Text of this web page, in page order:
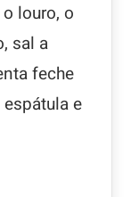
louro, o
sal a
feche
e